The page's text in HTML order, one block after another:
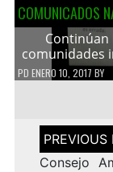
COMUNICADOS
Continúan
comunidades
PD ENERO 10, 2017 BY
Navegación
de
entradas
Consejo